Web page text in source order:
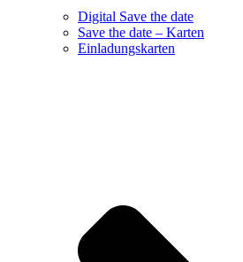
Digital Save the date
Save the date – Karten
Einladungskarten